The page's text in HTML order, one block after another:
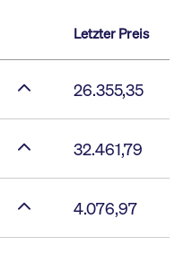
Letzter Preis
26.355,35
32.461,79
4.076,97